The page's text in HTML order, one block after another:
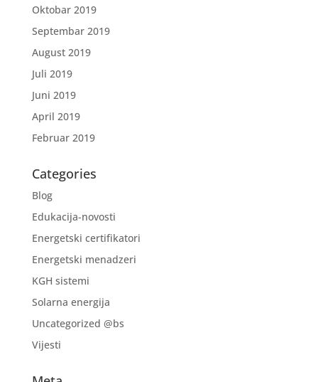
Oktobar 2019
Septembar 2019
August 2019
Juli 2019
Juni 2019
April 2019
Februar 2019
Categories
Blog
Edukacija-novosti
Energetski certifikatori
Energetski menadzeri
KGH sistemi
Solarna energija
Uncategorized @bs
Vijesti